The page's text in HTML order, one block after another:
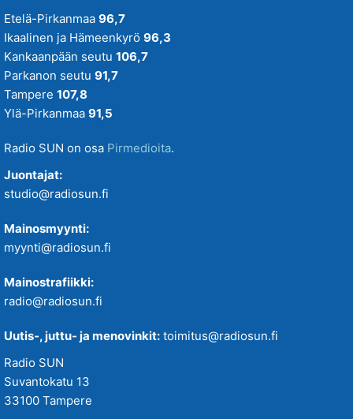
Etelä-Pirkanmaa 96,7
Ikaalinen ja Hämeenkyrö 96,3
Kankaanpään seutu 106,7
Parkanon seutu 91,7
Tampere 107,8
Ylä-Pirkanmaa 91,5
Radio SUN on osa Pirmedioita.
Juontajat:
studio@radiosun.fi
Mainosmyynti:
myynti@radiosun.fi
Mainostrafiikki:
radio@radiosun.fi
Uutis-, juttu- ja menovinkit: toimitus@radiosun.fi
Radio SUN
Suvantokatu 13
33100 Tampere